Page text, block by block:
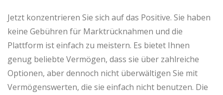
Jetzt konzentrieren Sie sich auf das Positive. Sie haben
keine Gebühren für Marktrücknahmen und die
Plattform ist einfach zu meistern. Es bietet Ihnen
genug beliebte Vermögen, dass sie über zahlreiche
Optionen, aber dennoch nicht überwältigen Sie mit
Vermögenswerten, die sie einfach nicht benutzen. Die